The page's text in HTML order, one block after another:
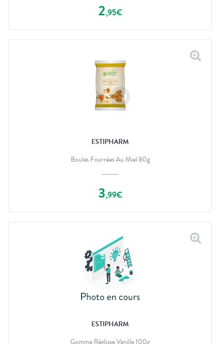
2,95€
ESTIPHARM
Boules Fourrées Au Miel 80g
3,99€
ESTIPHARM